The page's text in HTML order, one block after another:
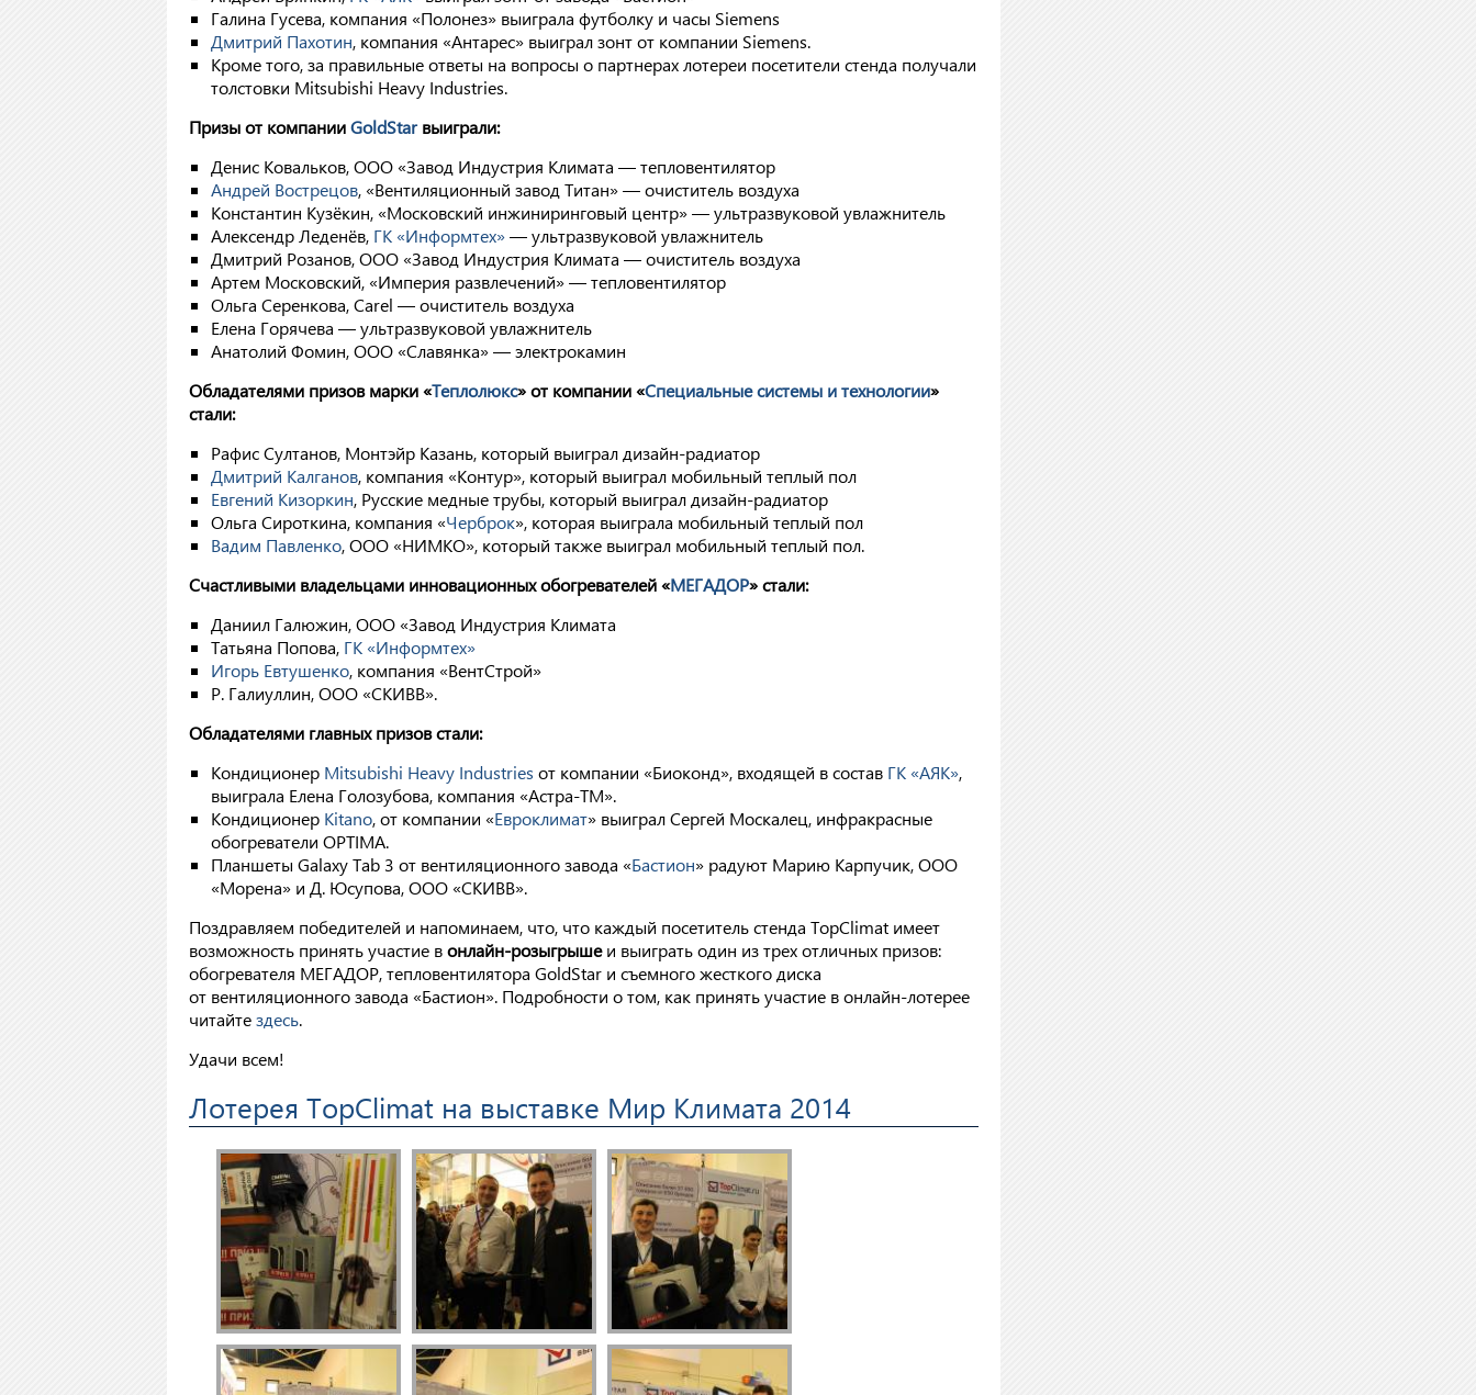
Галина Гусева, компания «Полонез» выиграла футболку и часы Siemens
Дмитрий Пахотин, компания «Антарес» выиграл зонт от компании Siemens.
Кроме того, за правильные ответы на вопросы о партнерах лотереи посетители стенда получали
толстовки Mitsubishi Heavy Industries.
Призы от компанииGoldStarвыиграли:
Денис Ковальков, ООО «Завод Индустрия Климата — тепловентилятор
Андрей Вострецов, «Вентиляционный завод Титан» — очиститель воздуха
Константин Кузёкин, «Московский инжиниринговый центр» — ультразвуковой увлажнитель
Алексендр Леденёв, ГК «Информтех»— ультразвуковой увлажнитель
Дмитрий Розанов, ООО «Завод Индустрия Климата — очиститель воздуха
Артем Московский, «Империя развлечений» — тепловентилятор
Ольга Серенкова, Carel — очиститель воздуха
Елена Горячева — ультразвуковой увлажнитель
Анатолий Фомин, ООО «Славянка» — электрокамин
Обладателями призов марки «Теплолюкс» от компании «Специальные системы и технологии»
стали:
Рафис Султанов, Монтэйр Казань, который выиграл дизайн-радиатор
Дмитрий Калганов, компания «Контур», который выиграл мобильный теплый пол
Евгений Кизоркин, Русские медные трубы, который выиграл дизайн-радиатор
Ольга Сироткина, компания «Черброк», которая выиграла мобильный теплый пол
Вадим Павленко, ООО «НИМКО», который также выиграл мобильный теплый пол.
Счастливыми владельцами инновационных обогревателей «МЕГАДОР» стали:
Даниил Галюжин, ООО «Завод Индустрия Климата
Татьяна Попова, ГК «Информтех»
Игорь Евтушенко, компания «ВентСтрой»
Р. Галиуллин, ООО «СКИВВ».
Обладателями главных призов стали:
Кондиционер Mitsubishi Heavy Industries от компании «Биоконд», входящей в состав ГК «АЯК»,
выиграла Елена Голозубова, компания «Астра-ТМ».
Кондиционер Kitano, от компании «Евроклимат» выиграл Сергей Москалец, инфракрасные
обогреватели OPTIMA.
Планшеты Galaxy Tab 3 от вентиляционного завода «Бастион» радуют Марию Карпучик, ООО
«Морена» и Д. Юсупова, ООО «СКИВВ».
Поздравляем победителей и напоминаем, что, что каждый посетитель стенда TopClimat имеет
возможность принять участие вонлайн-розыгрышеи выиграть один из трех отличных призов:
обогревателя МЕГАДОР, тепловентилятора GoldStar и съемного жесткого диска
от вентиляционного завода «Бастион». Подробности о том, как принять участие в онлайн-лотерее
читайтездесь.
Удачи всем!
Лотерея TopClimat на выставке Мир Климата 2014